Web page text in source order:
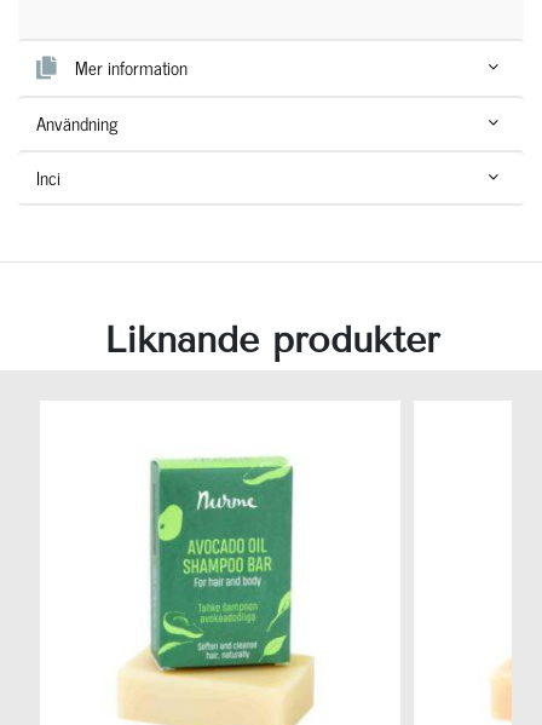
Mer information
Användning
Inci
Liknande produkter